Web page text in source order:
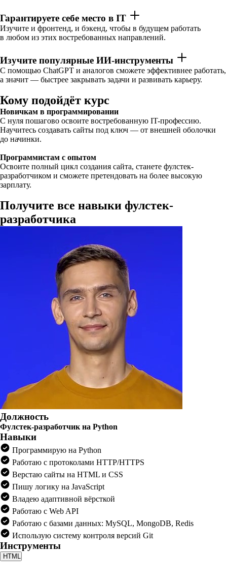
Гарантируете себе место в IT
Изучите и фронтенд, и бэкенд, чтобы в будущем работать
в любом из этих востребованных направлений.
Изучите популярные ИИ-инструменты
С помощью ChatGPT и аналогов сможете эффективнее работать,
а значит — быстрее закрывать задачи и развивать карьеру.
Кому подойдёт курс
Новичкам в программировании
С нуля пошагово освоите востребованную IT-профессию.
Научитесь создавать сайты под ключ — от внешней оболочки
до начинки.
Программистам с опытом
Освоите полный цикл создания сайта, станете фулстек-
разработчиком и сможете претендовать на более высокую
зарплату.
Получите все навыки фулстек-
разработчика
Должность
Фулстек-разработчик на Python
Навыки
Программирую на Python
Работаю с протоколами HTTP/HTTPS
Верстаю сайты на HTML и CSS
Пишу логику на JavaScript
Владею адаптивной вёрсткой
Работаю с Web API
Работаю с базами данных: MySQL, MongoDB, Redis
Использую систему контроля версий Git
Инструменты
HTML